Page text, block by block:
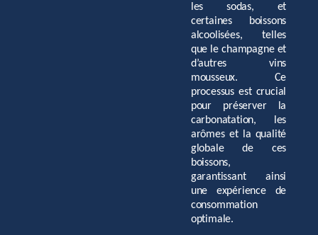
les sodas, et
certaines boissons
alcoolisées, telles
que le champagne et
d’autres vins
mousseux. Ce
processus est crucial
pour préserver la
carbonatation, les
arômes et la qualité
globale de ces
boissons,
garantissant ainsi
une expérience de
consommation
optimale.